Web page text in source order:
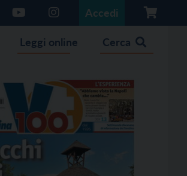
Accedi
Leggi online Cerca